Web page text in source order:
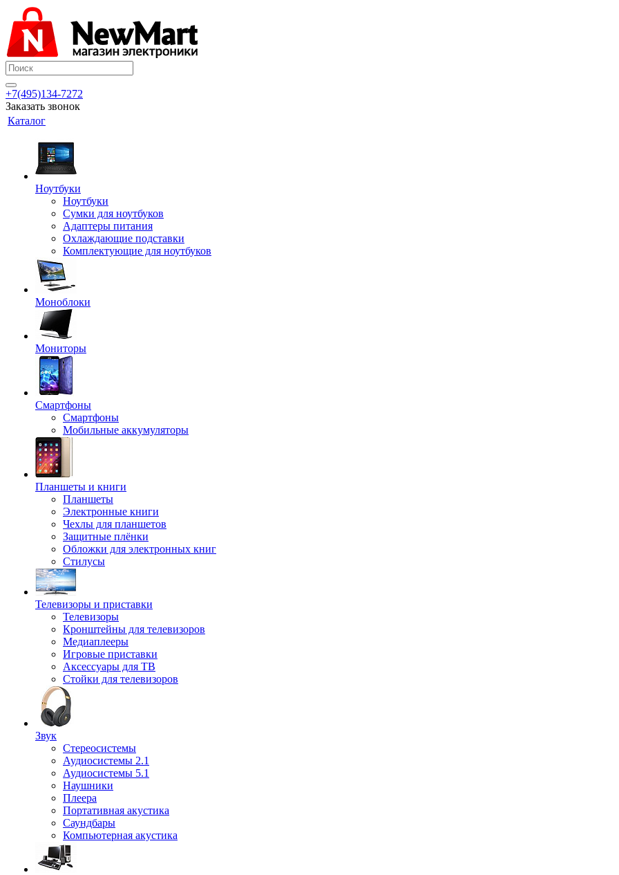
+7(495)134-7272
Заказать звонок
Каталог
Ноутбуки
Ноутбуки
Сумки для ноутбуков
Адаптеры питания
Охлаждающие подставки
Комплектующие для ноутбуков
Моноблоки
Мониторы
Смартфоны
Смартфоны
Мобильные аккумуляторы
Планшеты и книги
Планшеты
Электронные книги
Чехлы для планшетов
Защитные плёнки
Обложки для электронных книг
Стилусы
Телевизоры и приставки
Телевизоры
Кронштейны для телевизоров
Медиаплееры
Игровые приставки
Аксессуары для ТВ
Стойки для телевизоров
Звук
Стереосистемы
Аудиосистемы 2.1
Аудиосистемы 5.1
Наушники
Плеера
Портативная акустика
Саундбары
Компьютерная акустика